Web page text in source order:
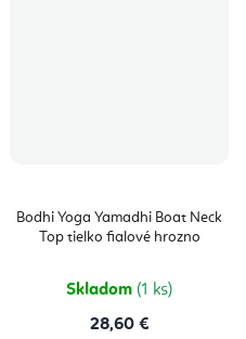
Bodhi Yoga Yamadhi Boat Neck
Top tielko fialové hrozno
Skladom (1 ks)
28,60 €